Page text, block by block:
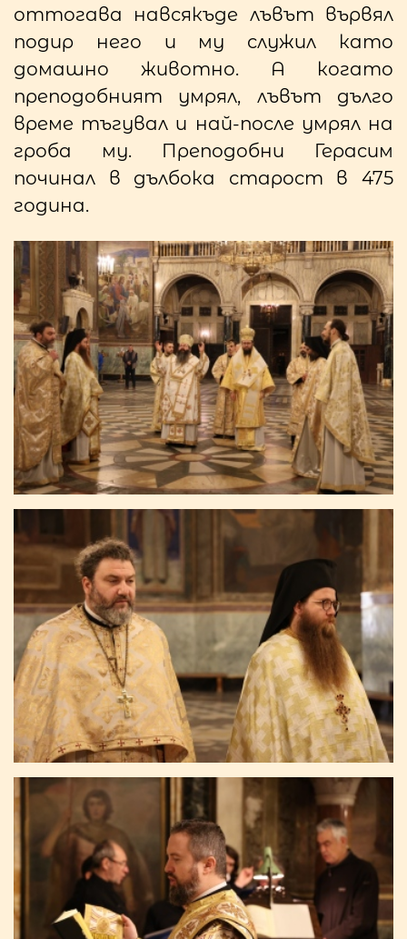
оттогава навсякъде лъвът вървял
подир него и му служил като
домашно животно. А когато
преподобният умрял, лъвът дълго
време тъгувал и най-после умрял на
гроба му. Преподобни Герасим
починал в дълбока старост в 475
година.